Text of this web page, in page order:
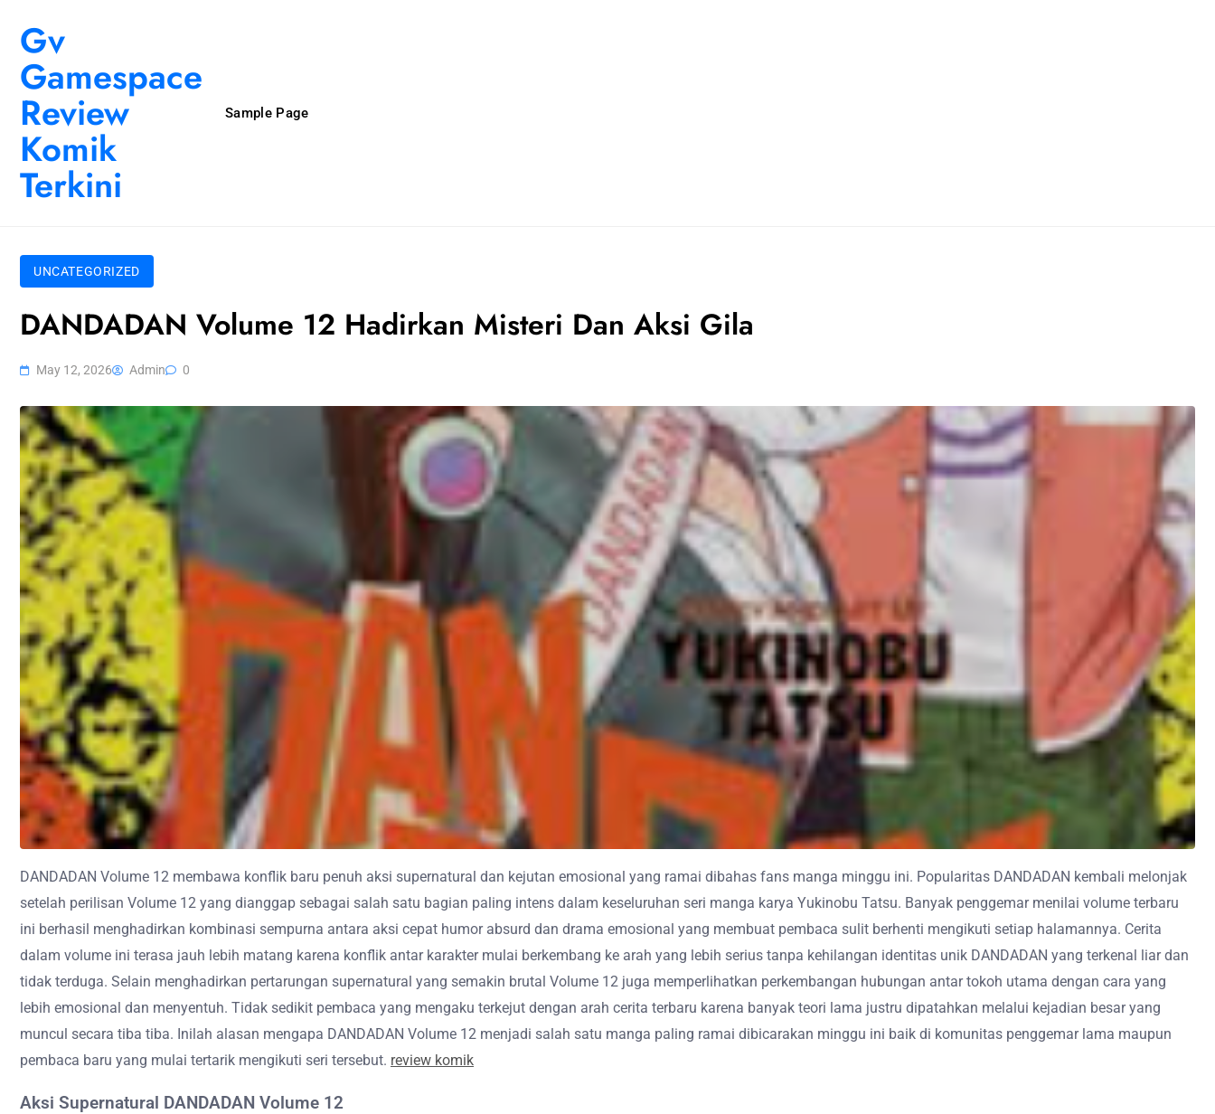
Gv
Gamespace
Review
Komik
Terkini
Sample Page
UNCATEGORIZED
DANDADAN Volume 12 Hadirkan Misteri Dan Aksi Gila
May 12, 2026 Admin 0
DANDADAN Volume 12 membawa konflik baru penuh aksi supernatural dan kejutan emosional yang ramai dibahas fans manga minggu ini. Popularitas DANDADAN kembali melonjak
setelah perilisan Volume 12 yang dianggap sebagai salah satu bagian paling intens dalam keseluruhan seri manga karya Yukinobu Tatsu. Banyak penggemar menilai volume terbaru
ini berhasil menghadirkan kombinasi sempurna antara aksi cepat humor absurd dan drama emosional yang membuat pembaca sulit berhenti mengikuti setiap halamannya. Cerita
dalam volume ini terasa jauh lebih matang karena konflik antar karakter mulai berkembang ke arah yang lebih serius tanpa kehilangan identitas unik DANDADAN yang terkenal liar dan
tidak terduga. Selain menghadirkan pertarungan supernatural yang semakin brutal Volume 12 juga memperlihatkan perkembangan hubungan antar tokoh utama dengan cara yang
lebih emosional dan menyentuh. Tidak sedikit pembaca yang mengaku terkejut dengan arah cerita terbaru karena banyak teori lama justru dipatahkan melalui kejadian besar yang
muncul secara tiba tiba. Inilah alasan mengapa DANDADAN Volume 12 menjadi salah satu manga paling ramai dibicarakan minggu ini baik di komunitas penggemar lama maupun
pembaca baru yang mulai tertarik mengikuti seri tersebut. review komik
Aksi Supernatural DANDADAN Volume 12